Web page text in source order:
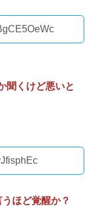
聞くけど悪いと
ほど覚醒か？